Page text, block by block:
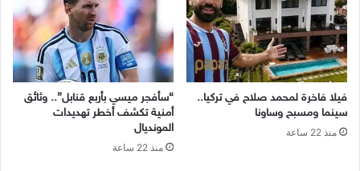
فيلا فاخرة لمحمد صلاح في تركيا..
سينما ومسبح وساونا
منذ 22 ساعة
“سأفجر ميسي بأربع قنابل”.. وثائق
أمنية تكشف أخطر تهديدات
المونديال
منذ 22 ساعة